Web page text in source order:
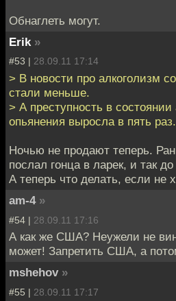
Обнаглеть могут.
Erik »
#53 | 28.09.11 17:14
> В новости про алкоголизм
стали меньше.
> А преступность в состоянии
опьянения выросла в пять раз.
Ночью не продают теперь.
послал гонца в ларек, и так
А теперь что делать, если не
am-4 »
#54 | 28.09.11 17:16
А как же США? Неужели не
может! Запретить США, а
mshehov »
#55 | 28.09.11 17:17